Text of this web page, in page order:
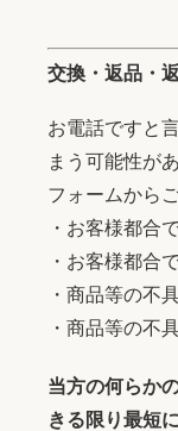
交換・返品・
お電話ですと
まう可能性が
フォームから
・お客様都合
・お客様都合
・商品等の不
・商品等の不
当方の何らか
きる限り最短